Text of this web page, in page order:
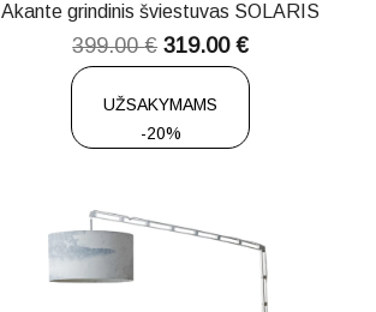
Akante grindinis šviestuvas SOLARIS
399.00€ 319.00€
UŽSAKYMAMS
-20%